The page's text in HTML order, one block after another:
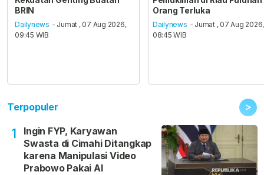
BRIN
Dailynews - Jumat , 07 Aug 2026,
09:45 WIB
Orang Terluka
Dailynews - Jumat , 07 Aug 2026,
08:45 WIB
Terpopuler >
1
Ingin FYP, Karyawan
Swasta di Cimahi Ditangkap
karena Manipulasi Video
Prabowo Pakai AI